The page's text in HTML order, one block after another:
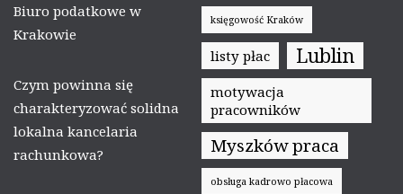
Biuro podatkowe w
Krakowie
Czym powinna się
charakteryzować solidna
lokalna kancelaria
rachunkowa?
księgowość Kraków
listy płac Lublin
motywacja
pracowników
Myszków praca
obsługa kadrowo płacowa